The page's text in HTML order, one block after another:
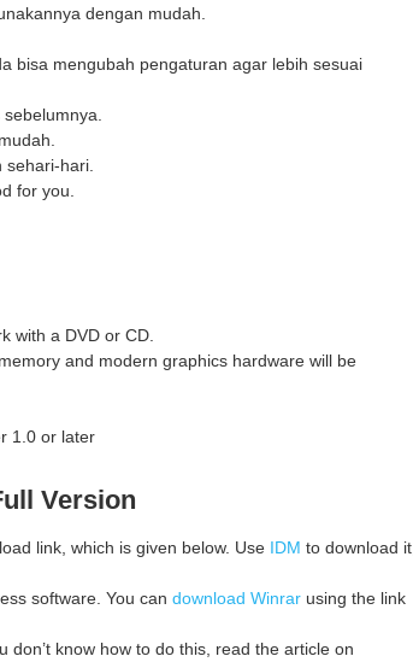
dengan mudah.
bisa mengubah pengaturan agar lebih sesuai
hari.
for you.
with a DVD or CD.
and modern graphics hardware will be
1.0 or later
Version
link, which is given below. Use IDM to download it,
software. You can download Winrar using the link
know how to do this, read the article on